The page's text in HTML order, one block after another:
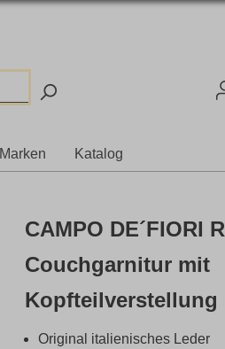
Marken Katalog
CAMPO DE´FIORI
Couchgarnitur mit
Kopfteilverstellung
Original italienisches Leder